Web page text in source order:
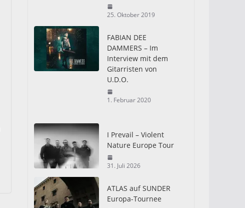
25. Oktober 2019
FABIAN DEE
DAMMERS – Im
Interview mit dem
Gitarristen von
U.D.O.
1. Februar 2020
I Prevail – Violent
Nature Europe Tour
31. Juli 2026
ATLAS auf SUNDER
Europa-Tournee